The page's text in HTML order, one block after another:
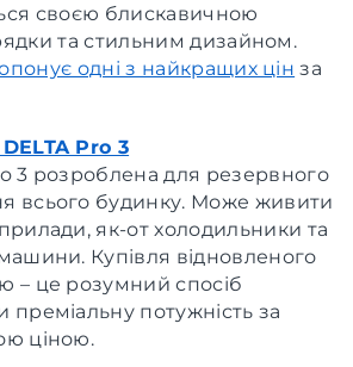
своєю блискавичною
та стильним дизайном.
одні з найкращих цін за
Pro 3
3 розроблена для резервного
всього будинку. Може живити
як-от холодильники та
Купівля відновленого
– це розумний спосіб
преміальну потужність за
ціною.